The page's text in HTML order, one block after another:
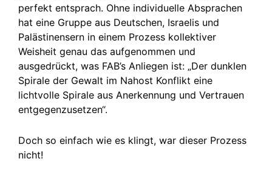
perfekt entsprach. Ohne individuelle Absprachen
hat eine Gruppe aus Deutschen, Israelis und
Palästinensern in einem Prozess kollektiver
Weisheit genau das aufgenommen und
ausgedrückt, was FAB’s Anliegen ist: „Der dunklen
Spirale der Gewalt im Nahost Konflikt eine
lichtvolle Spirale aus Anerkennung und Vertrauen
entgegenzusetzen“.
Doch so einfach wie es klingt, war dieser Prozess
nicht!